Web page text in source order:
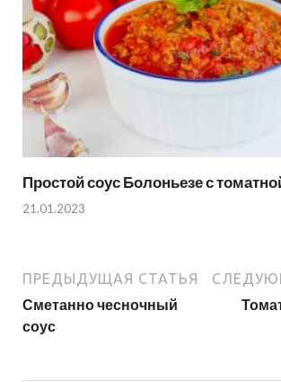
Простой соус Болоньезе с
21.01.2023
ПРЕДЫДУЩАЯ СТАТЬЯ
Сметанно чесночный
соус